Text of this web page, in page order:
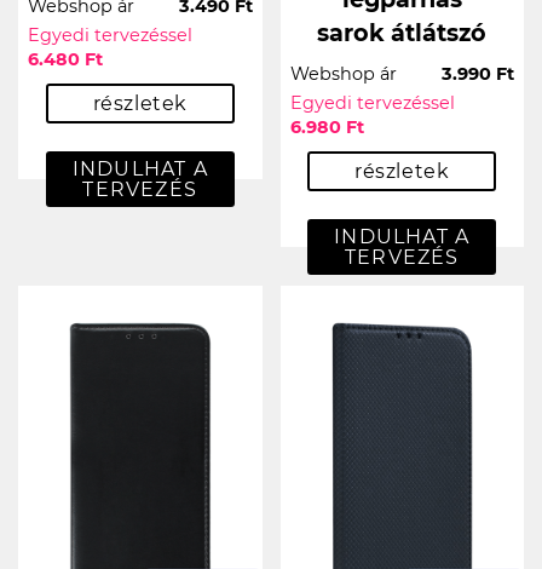
Webshop ár
3.490 Ft
Egyedi tervezéssel
6.480 Ft
részletek
INDULHAT A
TERVEZÉS
sarok átlátszó
Webshop ár
3.990 Ft
Egyedi tervezéssel
6.980 Ft
részletek
INDULHAT A
TERVEZÉS